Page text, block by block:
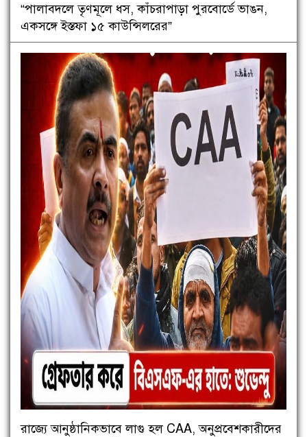
“পালাবদলে তৃণমূলে ধস, কাঁচরাপাড়া পুরবোর্ডে ভাঙন,
একসঙ্গে ইস্তফা ১৫ কাউন্সিলরের”
রাজ্যে আনুষ্ঠানিকভাবে লাগু হল CAA, অনুপ্রবেশকারীদের